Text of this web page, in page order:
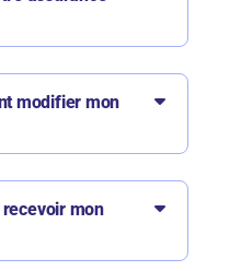
modifier mon
mon